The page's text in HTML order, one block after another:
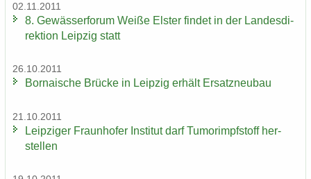
02.11.2011
8. Ge­wäs­ser­fo­rum Weiße Els­ter fin­det in der Lan­des­di­
rek­ti­on Leip­zig statt
26.10.2011
Bor­na­i­sche Brü­cke in Leip­zig er­hält Er­satz­neu­bau
21.10.2011
Leip­zi­ger Fraun­ho­fer In­sti­tut darf Tu­mor­impf­stoff her­
stel­len